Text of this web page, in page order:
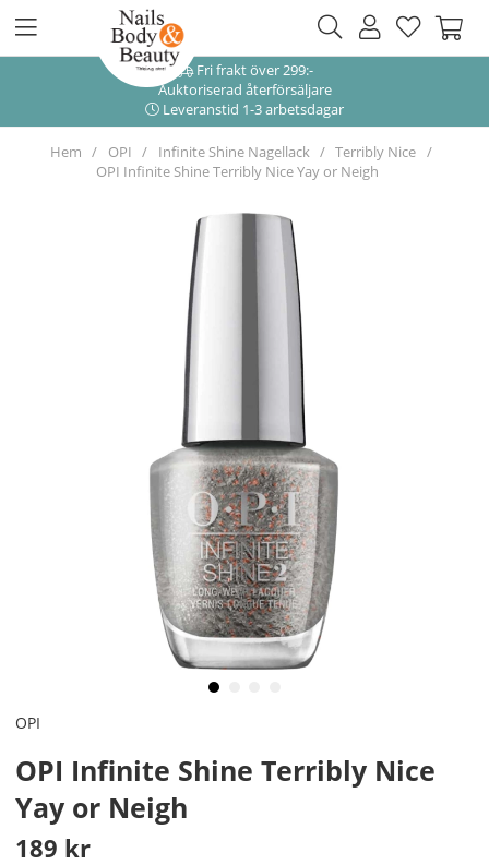
Fri frakt över 299:-
Auktoriserad återförsäljare
Leveranstid 1-3 arbetsdagar
Hem OPI Infinite Shine Nagellack
Terribly Nice
OPI Infinite Shine Terribly Nice Yay or Neigh
OPI
OPI Infinite Shine Terribly Nice
Yay or Neigh
189 kr